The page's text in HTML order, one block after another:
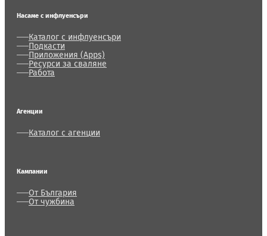
Насаме с инфлуенсъри
Каталог с инфлуенсъри
Подкасти
Приложения (Apps)
Ресурси за сваляне
Работа
Агенции
Каталог с агенции
Кампании
От България
От чужбина